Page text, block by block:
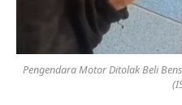
Pengendara Motor Ditolak Beli